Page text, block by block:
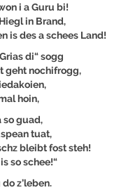
i a Guru bi!
in Brand,
is des a schees Land!
di“ sogg
geht nochifrogg,
hoin,
so guad,
tuat,
bleibt fost steh!
so schee!“
z’leben.